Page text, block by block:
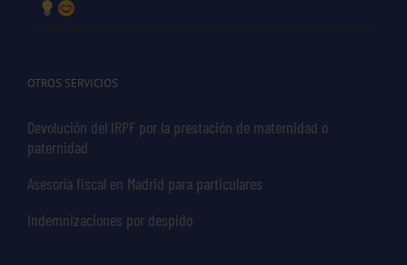
OTROS SERVICIOS
Devolución del IRPF por la prestación de maternidad o
paternidad
Asesoría fiscal en Madrid para particulares
Indemnizaciones por despido